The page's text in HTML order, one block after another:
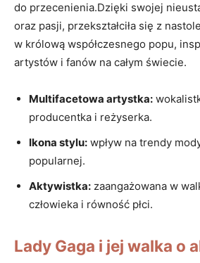
do przecenienia.Dzięki‌ swojej
oraz pasji, przekształciła się z⁣
w królową współczesnego⁢ popu,
artystów i ‌fanów na całym świecie.
Multifacetowa ​artystka:
producentka ‍i reżyserka.
Ikona⁤ stylu: wpływ na trendy
popularnej.
Aktywistka: zaangażowana w
człowieka ⁢i równość⁤ płci.
Lady⁢ Gaga i⁤ jej walka o